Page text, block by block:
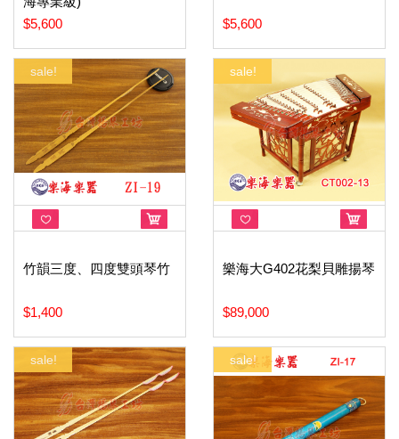
$5,600
$5,600
sale!
竹韻三度、四度雙頭琴竹
$1,400
sale!
樂海大G402花梨貝雕揚琴
$89,000
sale! sale!